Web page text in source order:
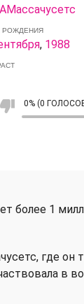
Массачусетс
РОЖДЕНИЯ
, 1988
0% (0
более 1
где он
в